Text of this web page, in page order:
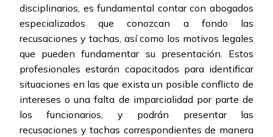
disciplinarios, es fundamental contar con abogados
especializados que conozcan a fondo las
recusaciones y tachas, así como los motivos legales
que pueden fundamentar su presentación. Estos
profesionales estarán capacitados para identificar
situaciones en las que exista un posible conflicto de
intereses o una falta de imparcialidad por parte de
los funcionarios, y podrán presentar las
recusaciones y tachas correspondientes de manera